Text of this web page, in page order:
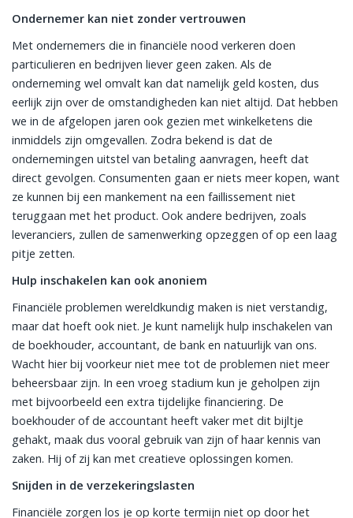
Ondernemer kan niet zonder vertrouwen
Met ondernemers die in financiële nood verkeren doen
particulieren en bedrijven liever geen zaken. Als de
onderneming wel omvalt kan dat namelijk geld kosten, dus
eerlijk zijn over de omstandigheden kan niet altijd. Dat hebben
we in de afgelopen jaren ook gezien met winkelketens die
inmiddels zijn omgevallen. Zodra bekend is dat de
ondernemingen uitstel van betaling aanvragen, heeft dat
direct gevolgen. Consumenten gaan er niets meer kopen, want
ze kunnen bij een mankement na een faillissement niet
teruggaan met het product. Ook andere bedrijven, zoals
leveranciers, zullen de samenwerking opzeggen of op een laag
pitje zetten.
Hulp inschakelen kan ook anoniem
Financiële problemen wereldkundig maken is niet verstandig,
maar dat hoeft ook niet. Je kunt namelijk hulp inschakelen van
de boekhouder, accountant, de bank en natuurlijk van ons.
Wacht hier bij voorkeur niet mee tot de problemen niet meer
beheersbaar zijn. In een vroeg stadium kun je geholpen zijn
met bijvoorbeeld een extra tijdelijke financiering. De
boekhouder of de accountant heeft vaker met dit bijltje
gehakt, maak dus vooral gebruik van zijn of haar kennis van
zaken. Hij of zij kan met creatieve oplossingen komen.
Snijden in de verzekeringslasten
Financiële zorgen los je op korte termijn niet op door het